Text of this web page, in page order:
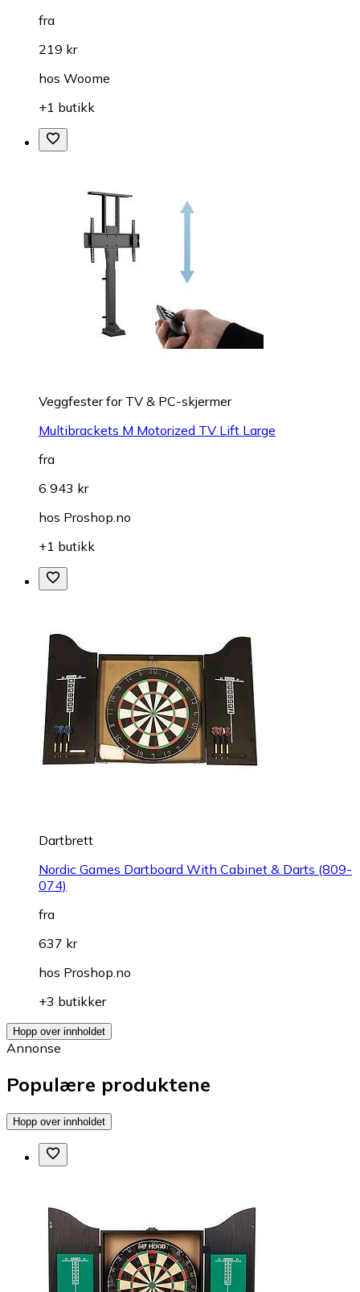
fra
219 kr
hos Woome
+1 butikk
Veggfester for TV & PC-skjermer
Multibrackets M Motorized TV Lift Large
fra
6 943 kr
hos Proshop.no
+1 butikk
Dartbrett
Nordic Games Dartboard With Cabinet & Darts (809-
074)
fra
637 kr
hos Proshop.no
+3 butikker
Hopp over innholdet
Annonse
Populære produktene
Hopp over innholdet